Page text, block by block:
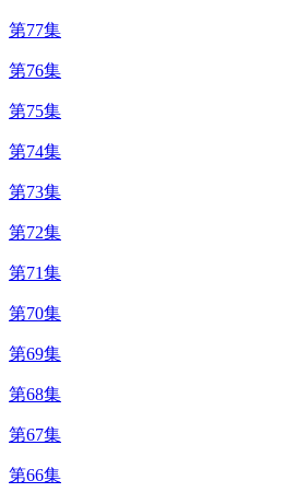
第77集
第76集
第75集
第74集
第73集
第72集
第71集
第70集
第69集
第68集
第67集
第66集